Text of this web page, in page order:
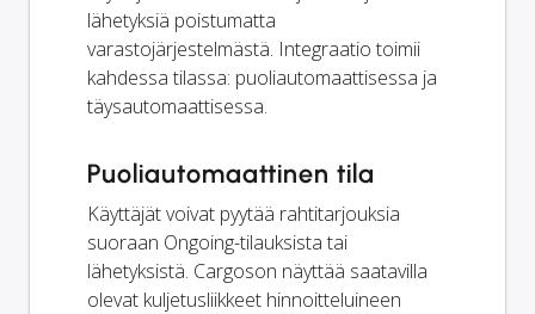
lähetyksiä poistumatta
varastojärjestelmästä. Integraatio toimii
kahdessa tilassa: puoliautomaattisessa ja
täysautomaattisessa.
Puoliautomaattinen tila
Käyttäjät voivat pyytää rahtitarjouksia
suoraan Ongoing-tilauksista tai
lähetyksistä. Cargoson näyttää saatavilla
olevat kuljetusliikkeet hinnoitteluineen